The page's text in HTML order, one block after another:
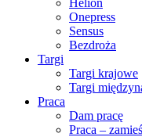
Helion
Onepress
Sensus
Bezdroża
Targi
Targi krajowe
Targi
Praca
Dam pracę
Praca –